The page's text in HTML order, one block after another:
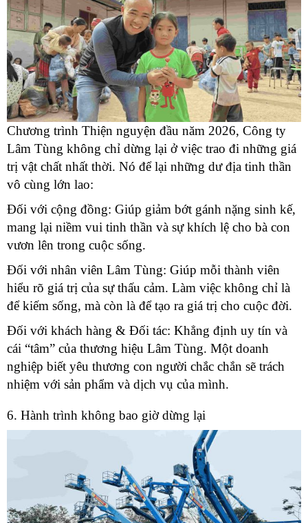
Chương trình Thiện nguyện đầu năm 2026, Công ty
Lâm Tùng không chỉ dừng lại ở việc trao đi những giá
trị vật chất nhất thời. Nó để lại những dư địa tinh thần
vô cùng lớn lao:
Đối với cộng đồng: Giúp giảm bớt gánh nặng sinh kế,
mang lại niềm vui tinh thần và sự khích lệ cho bà con
vươn lên trong cuộc sống.
Đối với nhân viên Lâm Tùng: Giúp mỗi thành viên
hiểu rõ giá trị của sự thấu cảm. Làm việc không chỉ là
để kiếm sống, mà còn là để tạo ra giá trị cho cuộc đời.
Đối với khách hàng & Đối tác: Khẳng định uy tín và
cái “tâm” của thương hiệu Lâm Tùng. Một doanh
nghiệp biết yêu thương con người chắc chắn sẽ trách
nhiệm với sản phẩm và dịch vụ của mình.
6. Hành trình không bao giờ dừng lại